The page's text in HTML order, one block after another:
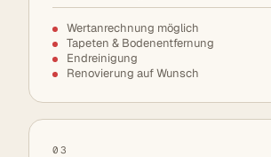
Wertanrechnung möglich
Tapeten & Bodenentfernung
Endreinigung
Renovierung auf Wunsch
03